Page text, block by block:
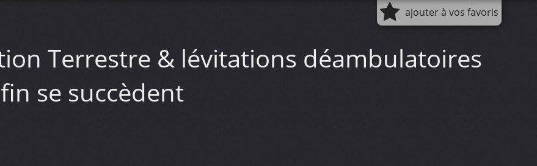
ajouter à vos favoris
Terrestre & lévitations déambulatoires
se succèdent